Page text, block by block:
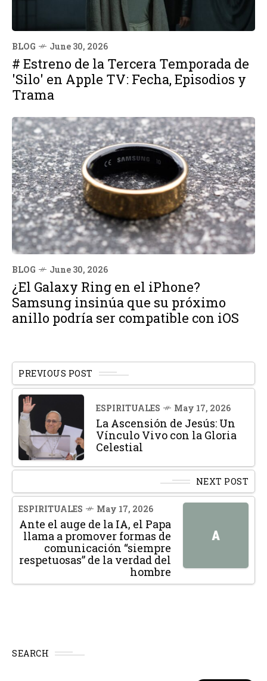
BLOG June 30, 2026
# Estreno de la Tercera Temporada de
'Silo' en Apple TV: Fecha, Episodios y
Trama
BLOG June 30, 2026
¿El Galaxy Ring en el iPhone?
Samsung insinúa que su próximo
anillo podría ser compatible con iOS
PREVIOUS POST
ESPIRITUALES May 17, 2026
La Ascensión de Jesús: Un
Vínculo Vivo con la Gloria
Celestial
NEXT POST
A
ESPIRITUALES May 17, 2026
Ante el auge de la IA, el Papa
llama a promover formas de
comunicación “siempre
respetuosas” de la verdad del
hombre
SEARCH